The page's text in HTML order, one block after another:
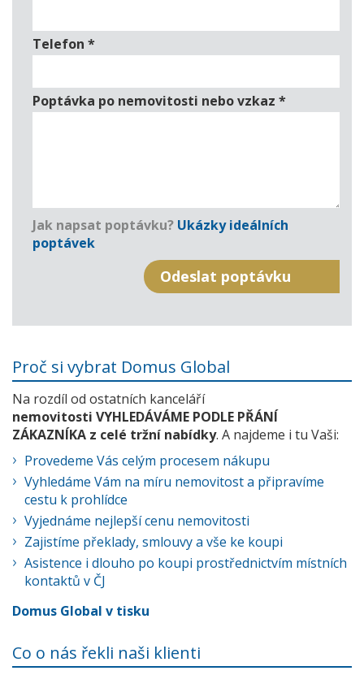
Telefon *
Poptávka po nemovitosti nebo vzkaz *
Jak napsat poptávku? Ukázky ideálních
poptávek
Proč si vybrat Domus Global
Na rozdíl od ostatních kanceláří
nemovitosti VYHLEDÁVÁME PODLE PŘÁNÍ
ZÁKAZNÍKA z celé tržní nabídky. A najdeme i tu Vaši:
Provedeme Vás celým procesem nákupu
Vyhledáme Vám na míru nemovitost a připravíme
cestu k prohlídce
Vyjednáme nejlepší cenu nemovitosti
Zajistíme překlady, smlouvy a vše ke koupi
Asistence i dlouho po koupi prostřednictvím místních
kontaktů v ČJ
Domus Global v tisku
Co o nás řekli naši klienti